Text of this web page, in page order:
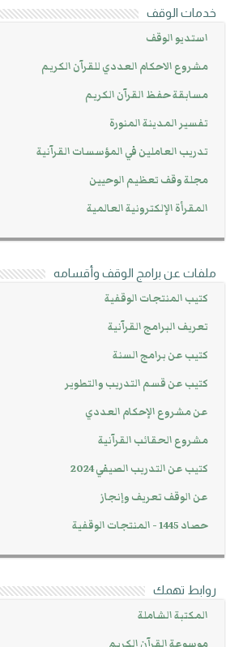
خدمات الوقف
استديو الوقف
مشروع الاحكام العددي للقرآن الكريم
مسابقة حفظ القرآن الكريم
تفسير المدينة المنورة
تدريب العاملين في المؤسسات القرآنية
مجلة وقف تعظيم الوحيين
المقرأة الإلكترونية العالمية
ملفات عن برامج الوقف وأقسامه
كتيب المنتجات الوقفية
تعريف البرامج القرآنية
كتيب عن برامج السنة
كتيب عن قسم التدريب والتطوير
عن مشروع الإحكام العددي
مشروع الحقائب القرآنية
كتيب عن التدريب الصيفي 2024
عن الوقف تعريف وإنجاز
حصاد 1445 - المنتجات الوقفية
روابط تهمك
المكتبة الشاملة
موسوعة القرآن الكريم